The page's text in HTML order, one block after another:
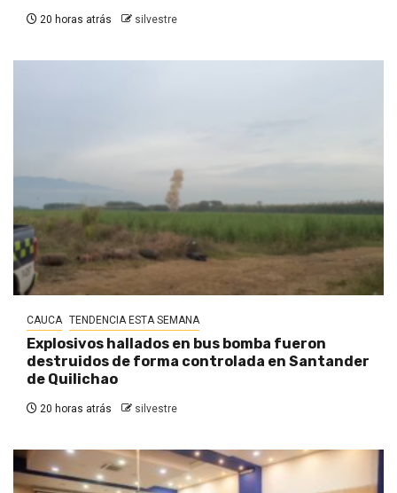
20 horas atrás silvestre
CAUCA TENDENCIA ESTA SEMANA
Explosivos hallados en bus bomba fueron
destruidos de forma controlada en Santander
de Quilichao
20 horas atrás silvestre